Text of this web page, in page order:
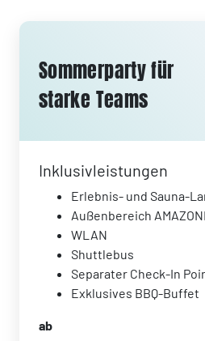
Sommerparty für
starke Teams
Inklusivleistungen
Erlebnis- und Sauna-
Außenbereich
WLAN
Shuttlebus
Separater Check-In
Exklusives BBQ-Buffet
ab